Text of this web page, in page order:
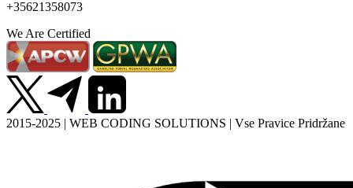
+35621358073
We Are Certified
2015-2025 | WEB CODING SOLUTIONS | Vse Pravice Pridržane